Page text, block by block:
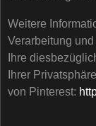
Weitere
Verarbeitung
Ihre
Ihrer
von Pinterest: